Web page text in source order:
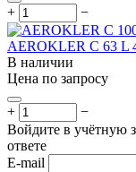
+ −
AEROKLER C 63 L
В наличии
Цена по запросу
+
−
Войдите в учётную
ответе
E-mail